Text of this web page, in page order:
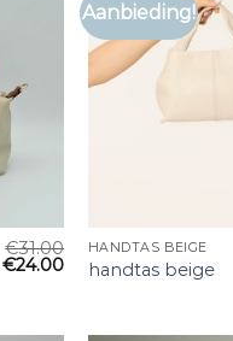
€31.00
€24.00
Aanbieding!
HANDTAS BEIGE
handtas beige